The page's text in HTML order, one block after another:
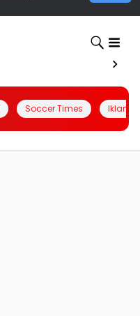
Soccer Times Iklanin